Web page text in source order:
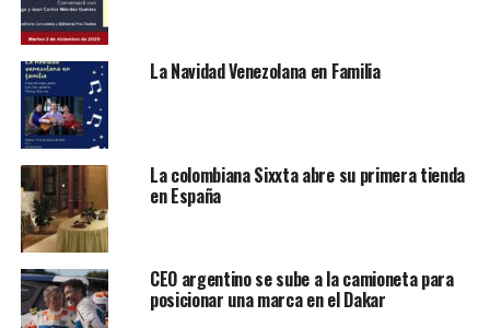
Leer también:
Rodrigo Blanco Calderón: “La
literatura es la recuperación de lo irrecuperable a
través de las palabras”
La Navidad Venezolana en Familia
La colombiana Sixxta abre su primera tienda
en España
CEO argentino se sube a la camioneta para
posicionar una marca en el Dakar